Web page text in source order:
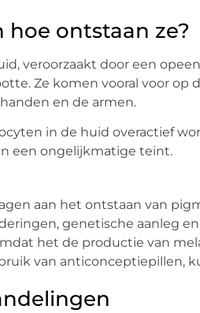
ontstaan ze?
veroorzaakt door een
Ze komen vooral voor op
en de armen.
in de huid overactief
een ongelijkmatige teint.
aan het ontstaan van
genetische aanleg
het de productie van
van anticonceptiepillen,